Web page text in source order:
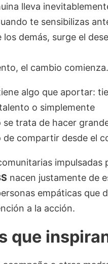
lleva
te sensibilizas
los demás, surge el
el cambio comienza.
algo que aportar:
o simplemente
se trata de hacer
de compartir desde el
impulsadas
nacen justamente de
empáticas que
a la acción.
que